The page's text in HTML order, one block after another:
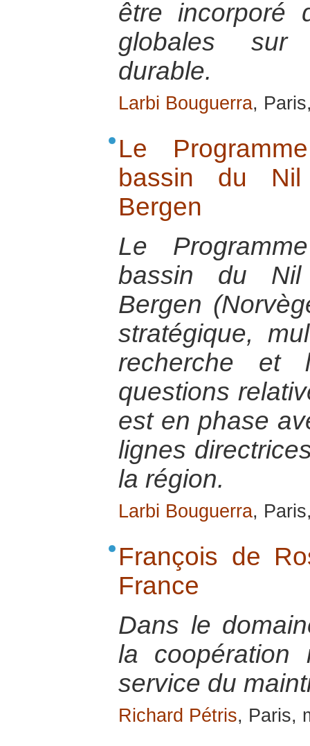
être incorporé
globales sur
durable.
Larbi Bouguerra,
Le
bassin du Nil
Bergen
Le
bassin du Nil
Bergen
stratégique,
recherche et
questions
est en phase
lignes
la région.
Larbi Bouguerra,
François de
France
Dans le
la coopération
service du
Richard Pétris, Paris,